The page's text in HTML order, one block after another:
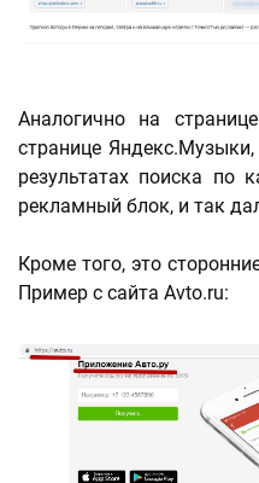
Аналогично на
странице
результатах поиска по
рекламный блок, и так
Кроме того, это
Пример с сайта Avto.ru: